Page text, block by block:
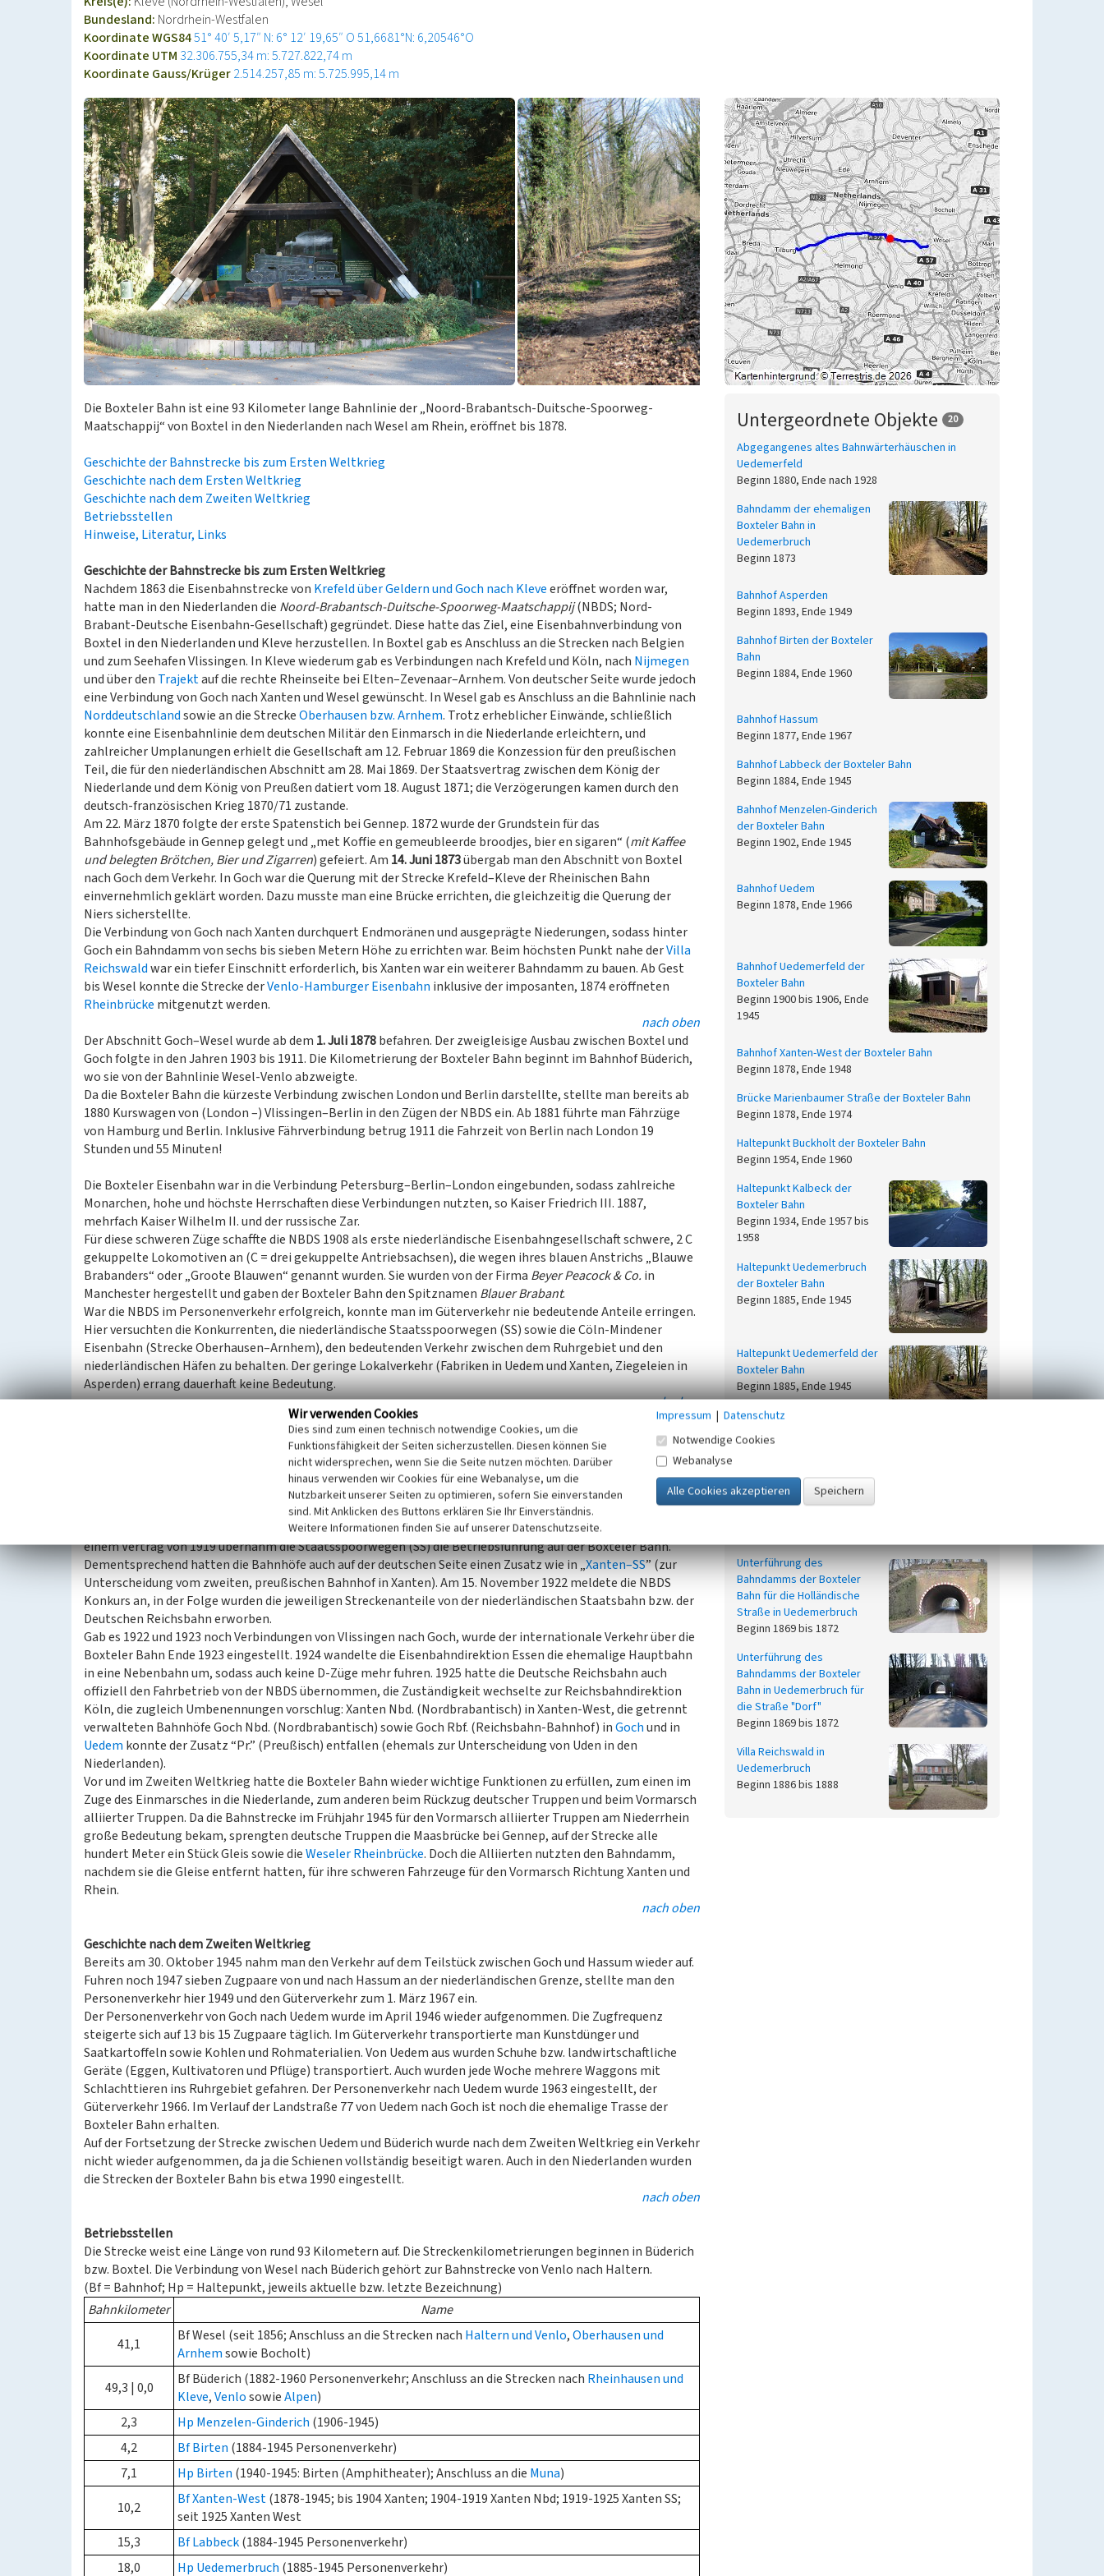
Bundesland: Nordrhein-Westfalen
Koordinate WGS8451° 40′ 5,17″ N: 6° 12′ 19,65″ O51,6681°N: 6,20546°O
Koordinate UTM 32.306.755,34 m: 5.727.822,74 m
Koordinate Gauss/Krüger2.514.257,85 m: 5.725.995,14 m
Die Boxteler Bahn ist eine 93 Kilometer lange Bahnlinie der „Noord-Brabantsch-Duitsche-Spoorweg-
Maatschappij“ von Boxtel in den Niederlanden nach Wesel am Rhein, eröffnet bis 1878.
Geschichte der Bahnstrecke bis zum Ersten Weltkrieg
Geschichte nach dem Ersten Weltkrieg
Geschichte nach dem Zweiten Weltkrieg
Betriebsstellen
Hinweise, Literatur, Links
Geschichte der Bahnstrecke bis zum Ersten Weltkrieg
Nachdem 1863 die Eisenbahnstrecke von Krefeld über Geldern und Goch nach Kleveeröffnet worden war,
hatte man in den Niederlanden die Noord-Brabantsch-Duitsche-Spoorweg-Maatschappij(NBDS; Nord-
Brabant-Deutsche Eisenbahn-Gesellschaft) gegründet. Diese hatte das Ziel, eine Eisenbahnverbindung von
Boxtel in den Niederlanden und Kleve herzustellen. In Boxtel gab es Anschluss an die Strecken nach Belgien
und zum Seehafen Vlissingen. In Kleve wiederum gab es Verbindungen nach Krefeld und Köln, nach Nijmegen
und über den Trajektauf die rechte Rheinseite bei Elten–Zevenaar–Arnhem. Von deutscher Seite wurde jedoch
eine Verbindung von Goch nach Xanten und Wesel gewünscht. In Wesel gab es Anschluss an die Bahnlinie nach
Norddeutschlandsowie an die StreckeOberhausen bzw. Arnhem. Trotz erheblicher Einwände, schließlich
konnte eine Eisenbahnlinie dem deutschen Militär den Einmarsch in die Niederlande erleichtern, und
zahlreicher Umplanungen erhielt die Gesellschaft am 12. Februar 1869 die Konzession für den preußischen
Teil, die für den niederländischen Abschnitt am 28. Mai 1869. Der Staatsvertrag zwischen dem König der
Niederlande und dem König von Preußen datiert vom 18. August 1871; die Verzögerungen kamen durch den
deutsch-französischen Krieg 1870/71 zustande.
Am 22. März 1870 folgte der erste Spatenstich bei Gennep. 1872 wurde der Grundstein für das
Bahnhofsgebäude in Gennep gelegt und „met Koffie en gemeubleerde broodjes, bier en sigaren“ (mit Kaffee
und belegten Brötchen, Bier und Zigarren) gefeiert. Am 14. Juni 1873übergab man den Abschnitt von Boxtel
nach Goch dem Verkehr. In Goch war die Querung mit der Strecke Krefeld–Kleve der Rheinischen Bahn
einvernehmlich geklärt worden. Dazu musste man eine Brücke errichten, die gleichzeitig die Querung der
Niers sicherstellte.
Die Verbindung von Goch nach Xanten durchquert Endmoränen und ausgeprägte Niederungen, sodass hinter
Goch ein Bahndamm von sechs bis sieben Metern Höhe zu errichten war. Beim höchsten Punkt nahe derVilla
Reichswaldwar ein tiefer Einschnitt erforderlich, bis Xanten war ein weiterer Bahndamm zu bauen. Ab Gest
bis Wesel konnte die Strecke derVenlo-Hamburger Eisenbahn inklusive der imposanten, 1874 eröffneten
Rheinbrücke mitgenutzt werden.
nach oben
Der Abschnitt Goch–Wesel wurde ab dem 1. Juli 1878befahren. Der zweigleisige Ausbau zwischen Boxtel und
Goch folgte in den Jahren 1903 bis 1911. Die Kilometrierung der Boxteler Bahn beginnt im Bahnhof Büderich,
wo sie von der Bahnlinie Wesel-Venlo abzweigte.
Da die Boxteler Bahn die kürzeste Verbindung zwischen London und Berlin darstellte, stellte man bereits ab
1880 Kurswagen von (London –) Vlissingen–Berlin in den Zügen der NBDS ein. Ab 1881 führte man Fährzüge
von Hamburg und Berlin. Inklusive Fährverbindung betrug 1911 die Fahrzeit von Berlin nach London 19
Stunden und 55 Minuten!
Die Boxteler Eisenbahn war in die Verbindung Petersburg–Berlin–London eingebunden, sodass zahlreiche
Monarchen, hohe und höchste Herrschaften diese Verbindungen nutzten, so Kaiser Friedrich III. 1887,
mehrfach Kaiser Wilhelm II. und der russische Zar.
Für diese schweren Züge schaffte die NBDS 1908 als erste niederländische Eisenbahngesellschaft schwere, 2 C
gekuppelte Lokomotiven an (C = drei gekuppelte Antriebsachsen), die wegen ihres blauen Anstrichs „Blauwe
Brabanders“ oder „Groote Blauwen“ genannt wurden. Sie wurden von der Firma Beyer Peacock & Co. in
Manchester hergestellt und gaben der Boxteler Bahn den Spitznamen Blauer Brabant.
War die NBDS im Personenverkehr erfolgreich, konnte man im Güterverkehr nie bedeutende Anteile erringen.
Hier versuchten die Konkurrenten, die niederländische Staatsspoorwegen (SS) sowie die Cöln-Mindener
Eisenbahn (Strecke Oberhausen–Arnhem), den bedeutenden Verkehr zwischen dem Ruhrgebiet und den
niederländischen Häfen zu behalten. Der geringe Lokalverkehr (Fabriken in Uedem und Xanten, Ziegeleien in
Asperden) errang dauerhaft keine Bedeutung.
nach oben
Geschichte nach dem Ersten Weltkrieg
Ab 1911 geriet die NBDS immer mehr unter den Einfluss der niederländischen Staatsspoorwegen (SS), sie
musste sich von letzterer Geld leihen. Kennzeichnend ist, dass es für die Aktie der NBDS nie eine Auszahlung in
Form einer Dividende gegeben hat. Der Beginn des Ersten Weltkrieges 1914 bedeutete das Ende der NBDS in
der alten Form. Der deutsche Abschnitt von Wesel über Goch bis Hassum / Grenze wurde von der königlich-
preußischen Eisenbahnverwaltung übernommen, der niederländische Teil von der Staatsspoorwegen. In
einem Vertrag von 1919 übernahm die Staatsspoorwegen (SS) die Betriebsführung auf der Boxteler Bahn.
Dementsprechend hatten die Bahnhöfe auch auf der deutschen Seite einen Zusatz wie in „Xanten–SS” (zur
Unterscheidung vom zweiten, preußischen Bahnhof in Xanten). Am 15. November 1922 meldete die NBDS
Konkurs an, in der Folge wurden die jeweiligen Streckenanteile von der niederländischen Staatsbahn bzw. der
Deutschen Reichsbahn erworben.
Gab es 1922 und 1923 noch Verbindungen von Vlissingen nach Goch, wurde der internationale Verkehr über die
Boxteler Bahn Ende 1923 eingestellt. 1924 wandelte die Eisenbahndirektion Essen die ehemalige Hauptbahn
in eine Nebenbahn um, sodass auch keine D-Züge mehr fuhren. 1925 hatte die Deutsche Reichsbahn auch
offiziell den Fahrbetrieb von der NBDS übernommen, die Zuständigkeit wechselte zur Reichsbahndirektion
Köln, die zugleich Umbenennungen vorschlug: Xanten Nbd. (Nordbrabantisch) in Xanten-West, die getrennt
verwalteten Bahnhöfe Goch Nbd. (Nordbrabantisch) sowie Goch Rbf. (Reichsbahn-Bahnhof) inGochund in
Uedem konnte der Zusatz “Pr.” (Preußisch) entfallen (ehemals zur Unterscheidung von Uden in den
Niederlanden).
Vor und im Zweiten Weltkrieg hatte die Boxteler Bahn wieder wichtige Funktionen zu erfüllen, zum einen im
Zuge des Einmarsches in die Niederlande, zum anderen beim Rückzug deutscher Truppen und beim Vormarsch
alliierter Truppen. Da die Bahnstrecke im Frühjahr 1945 für den Vormarsch alliierter Truppen am Niederrhein
große Bedeutung bekam, sprengten deutsche Truppen die Maasbrücke bei Gennep, auf der Strecke alle
hundert Meter ein Stück Gleis sowie dieWeseler Rheinbrücke. Doch die Alliierten nutzten den Bahndamm,
nachdem sie die Gleise entfernt hatten, für ihre schweren Fahrzeuge für den Vormarsch Richtung Xanten und
Rhein.
nach oben
Geschichte nach dem Zweiten Weltkrieg
Bereits am 30. Oktober 1945 nahm man den Verkehr auf dem Teilstück zwischen Goch und Hassum wieder auf.
Fuhren noch 1947 sieben Zugpaare von und nach Hassum an der niederländischen Grenze, stellte man den
Personenverkehr hier 1949 und den Güterverkehr zum 1. März 1967 ein.
Der Personenverkehr von Goch nach Uedem wurde im April 1946 wieder aufgenommen. Die Zugfrequenz
steigerte sich auf 13 bis 15 Zugpaare täglich. Im Güterverkehr transportierte man Kunstdünger und
Saatkartoffeln sowie Kohlen und Rohmaterialien. Von Uedem aus wurden Schuhe bzw. landwirtschaftliche
Geräte (Eggen, Kultivatoren und Pflüge) transportiert. Auch wurden jede Woche mehrere Waggons mit
Schlachttieren ins Ruhrgebiet gefahren. Der Personenverkehr nach Uedem wurde 1963 eingestellt, der
Güterverkehr 1966. Im Verlauf der Landstraße 77 von Uedem nach Goch ist noch die ehemalige Trasse der
Boxteler Bahn erhalten.
Auf der Fortsetzung der Strecke zwischen Uedem und Büderich wurde nach dem Zweiten Weltkrieg ein Verkehr
nicht wieder aufgenommen, da ja die Schienen vollständig beseitigt waren. Auch in den Niederlanden wurden
die Strecken der Boxteler Bahn bis etwa 1990 eingestellt.
nach oben
Betriebsstellen
Die Strecke weist eine Länge von rund 93 Kilometern auf. Die Streckenkilometrierungen beginnen in Büderich
bzw. Boxtel. Die Verbindung von Wesel nach Büderich gehört zur Bahnstrecke von Venlo nach Haltern.
(Bf = Bahnhof; Hp = Haltepunkt, jeweils aktuelle bzw. letzte Bezeichnung)
Bahnkilometer
Name
41,1
Bf Wesel (seit 1856; Anschluss an die Strecken nach Haltern und Venlo,Oberhausen und
Arnhemsowie Bocholt)
49,3 | 0,0
Bf Büderich (1882-1960 Personenverkehr; Anschluss an die Strecken nach Rheinhausen und
Kleve,VenlosowieAlpen)
2,3
Hp Menzelen-Ginderich (1906-1945)
4,2
Bf Birten (1884-1945 Personenverkehr)
7,1
Hp Birten (1940-1945: Birten (Amphitheater); Anschluss an die Muna)
10,2
Bf Xanten-West(1878-1945; bis 1904 Xanten; 1904-1919 Xanten Nbd; 1919-1925 Xanten SS;
seit 1925 Xanten West
15,3
Bf Labbeck(1884-1945 Personenverkehr)
18,0
Hp Uedemerbruch (1885-1945 Personenverkehr)
Untergeordnete Objekte 20
Abgegangenes altes Bahnwärterhäuschen in
Uedemerfeld
Beginn 1880, Ende nach 1928
Bahndamm der ehemaligen
Boxteler Bahn in
Uedemerbruch
Beginn 1873
Bahnhof Asperden
Beginn 1893, Ende 1949
Bahnhof Birten der Boxteler
Bahn
Beginn 1884, Ende 1960
Bahnhof Hassum
Beginn 1877, Ende 1967
Bahnhof Labbeck der Boxteler Bahn
Beginn 1884, Ende 1945
Bahnhof Menzelen-Ginderich
der Boxteler Bahn
Beginn 1902, Ende 1945
Bahnhof Uedem
Beginn 1878, Ende 1966
Bahnhof Uedemerfeld der
Boxteler Bahn
Beginn 1900 bis 1906, Ende
1945
Bahnhof Xanten-West der Boxteler Bahn
Beginn 1878, Ende 1948
Brücke Marienbaumer Straße der Boxteler Bahn
Beginn 1878, Ende 1974
Haltepunkt Buckholt der Boxteler Bahn
Beginn 1954, Ende 1960
Haltepunkt Kalbeck der
Boxteler Bahn
Beginn 1934, Ende 1957 bis
1958
Haltepunkt Uedemerbruch
der Boxteler Bahn
Beginn 1885, Ende 1945
Haltepunkt Uedemerfeld der
Boxteler Bahn
Beginn 1885, Ende 1945
Haltepunkt Vornick der
Beginn 1954 bis 1957, Ende
1959 bis 1960
Unterführung des
Bahndamms der Boxteler
Bahn für die Holländische
Straße in Uedemerbruch
Beginn 1869 bis 1872
Unterführung des
Bahndamms der Boxteler
Bahn in Uedemerbruch für
die Straße "Dorf"
Beginn 1869 bis 1872
Villa Reichswald in
Uedemerbruch
Beginn 1886 bis 1888
Wir verwenden Cookies
Dies sind zum einen technisch notwendige Cookies, um die
Funktionsfähigkeit der Seiten sicherzustellen. Diesen können Sie
nicht widersprechen, wenn Sie die Seite nutzen möchten. Darüber
hinaus verwenden wir Cookies für eine Webanalyse, um die
Nutzbarkeit unserer Seiten zu optimieren, sofern Sie einverstanden
sind. Mit Anklicken des Buttons erklären Sie Ihr Einverständnis.
Weitere Informationen finden Sie auf unserer Datenschutzseite.
Impressum | Datenschutz
Notwendige Cookies
Webanalyse